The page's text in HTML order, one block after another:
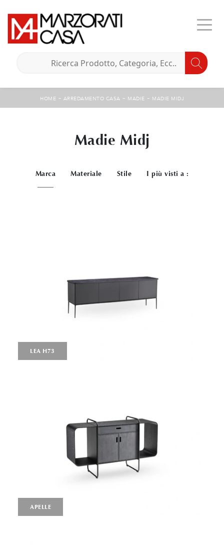
HOME - ARREDAMENTO CASA - MADIE - MADIE MIDJ
Madie Midj
Marca Materiale Stile I più visti a :
LEA H73
APELLE